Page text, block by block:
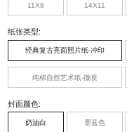
11X8 14X11
纸张类型:
经典复古亮面照片纸-冲印
纯棉自然艺术纸-微喷
封面颜色:
奶油白 墨蓝色